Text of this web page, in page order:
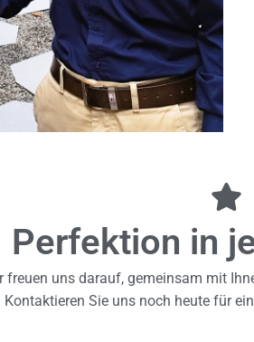
Perfektion in
freuen uns darauf, gemeinsam mit
Kontaktieren Sie uns noch heute für